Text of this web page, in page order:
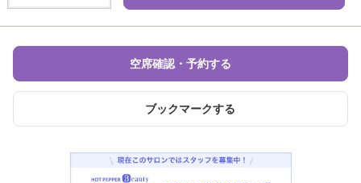
空席確認・予約する
ブックマークする